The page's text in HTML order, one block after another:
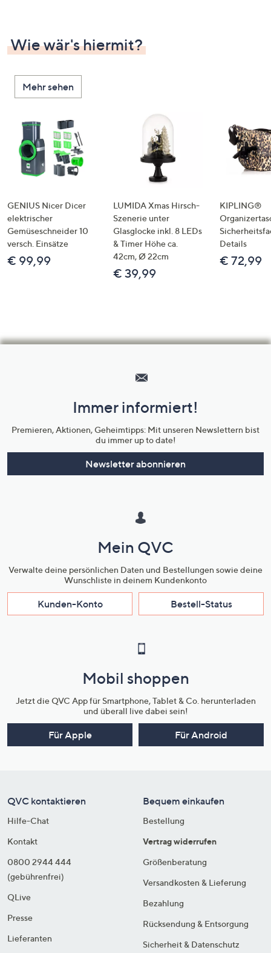
Wie wär's hiermit?
Mehr sehen
GENIUS Nicer Dicer
elektrischer
Gemüseschneider 10
versch. Einsätze
€ 99,99
LUMIDA Xmas Hirsch-
Szenerie unter
Glasglocke inkl. 8 LEDs
& Timer Höhe ca.
42cm, Ø 22cm
€ 39,99
KIPLING®
Details
€ 72,99
Unternehmensinformationen
Immer informiert!
Premieren, Aktionen, Geheimtipps: Mit unseren Newslettern bist
du immer up to date!
Newsletter abonnieren
Mein QVC
Verwalte deine persönlichen Daten und Bestellungen sowie deine
Wunschliste in deinem Kundenkonto
Kunden-Konto Bestell-Status
Mobil shoppen
Jetzt die QVC App für Smartphone, Tablet & Co. herunterladen
und überall live dabei sein!
Für Apple Für Android
QVC kontaktieren
Hilfe-Chat
Kontakt
0800 2944 444
(gebührenfrei)
QLive
Presse
Lieferanten
Bequem einkaufen
Bestellung
Vertrag widerrufen
Größenberatung
Versandkosten & Lieferung
Bezahlung
Rücksendung & Entsorgung
Sicherheit & Datenschutz